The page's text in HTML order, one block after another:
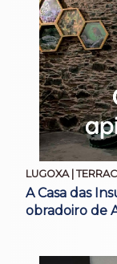
LUGOXA |
A Casa das
obradoiro de